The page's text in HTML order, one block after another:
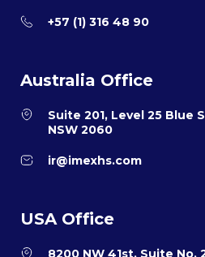
+57 (1) 316 48 90
Australia Office
Suite 201, Level 25 Blue
NSW 2060
ir@imexhs.com
USA Office